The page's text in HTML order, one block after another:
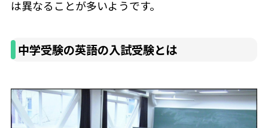
は異なることが多いようです。
中学受験の英語の入試受験とは